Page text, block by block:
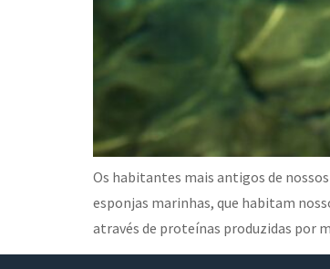
Os habitantes mais antigos de
esponjas marinhas, que habitam
através de proteínas produzidas por